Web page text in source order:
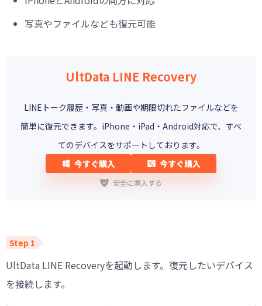
写真やファイルなども復元可能
UltData LINE Recovery
LINEトーク履歴・写真・動画や期限切れたファイルなどを
簡単に復元できます。iPhone・iPad・Android対応で、すべ
てのデバイスをサポートしております。
今すぐ購入
今すぐ購入
安全に購入する
UltData LINE Recoveryを起動します。復元したいデバイス
を接続します。